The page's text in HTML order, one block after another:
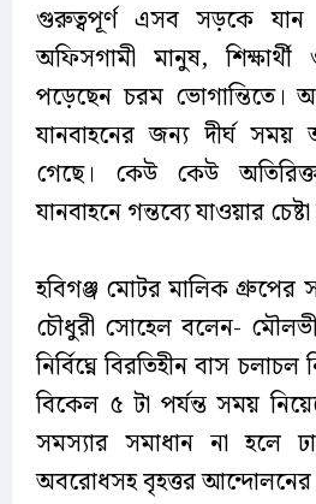
গুরুত্বপূর্ণ এসব সড়কে যান
অফিসগামী মানুষ, শিক্ষার্থী
পড়েছেন চরম ভোগান্তিতে।
যানবাহনের জন্য দীর্ঘ সময়
গেছে। কেউ কেউ
যানবাহনে গন্তব্যে যাওয়ার
হবিগঞ্জ মোটর মালিক
চৌধুরী সোহেল বলেন-
নির্বিঘ্নে বিরতিহীন বাস
বিকেল ৫ টা পর্যন্ত সময়
সমস্যার সমাধান না হলে
অবরোধসহ বৃহত্তর আন্দোলনের